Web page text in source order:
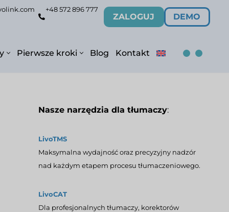
+48 572 896 777
ZALOGUJ DEMO
Pierwsze kroki Blog Kontakt
Nasze narzędzia dla tłumaczy:
LivoTMS
Maksymalna wydajność oraz precyzyjny nadzór
nad każdym etapem procesu tłumaczeniowego.
LivoCAT
Dla profesjonalnych tłumaczy, korektorów